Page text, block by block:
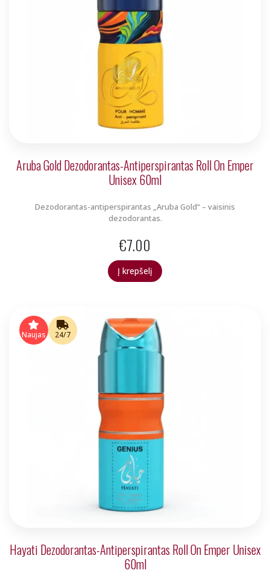
Aruba Gold Dezodorantas-Antiperspirantas Roll On Emper
Unisex 60ml
Dezodorantas-antiperspirantas „Aruba Gold“ – vaisinis
dezodorantas.
€7.00
Į krepšelį
Naujas 24/7
Hayati Dezodorantas-Antiperspirantas Roll On Emper Unisex
60ml